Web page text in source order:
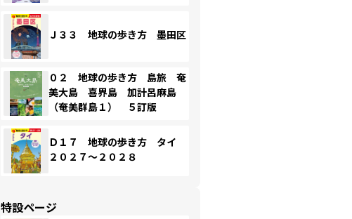
Ｊ３３ 地球の歩き方 墨田区
０２ 地球の歩き方 島旅 奄
美大島 喜界島 加計呂麻島
（奄美群島１） ５訂版
Ｄ１７ 地球の歩き方 タイ
２０２７～２０２８
特設ページ